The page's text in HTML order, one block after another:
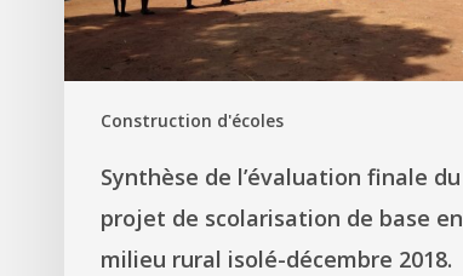
Construction d'écoles
Synthèse de l’évaluation finale du
projet de scolarisation de base en
milieu rural isolé-décembre 2018.